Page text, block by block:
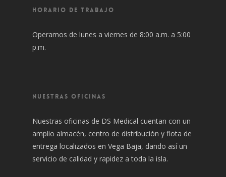
HORARIO DE TRABAJO
Operamos de lunes a viernes de 8:00 a.m. a 5:00
p.m.
NUESTRAS OFICINAS
Nuestras oficinas de DS Medical cuentan con un
amplio almacén, centro de distribución y flota de
entrega localizados en Vega Baja, dando así un
servicio de calidad y rapidez a toda la isla.